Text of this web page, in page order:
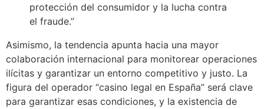
protección del consumidor y la lucha contra
el fraude.”
Asimismo, la tendencia apunta hacia una mayor
colaboración internacional para monitorear operaciones
ilícitas y garantizar un entorno competitivo y justo. La
figura del operador “casino legal en España” será clave
para garantizar esas condiciones, y la existencia de